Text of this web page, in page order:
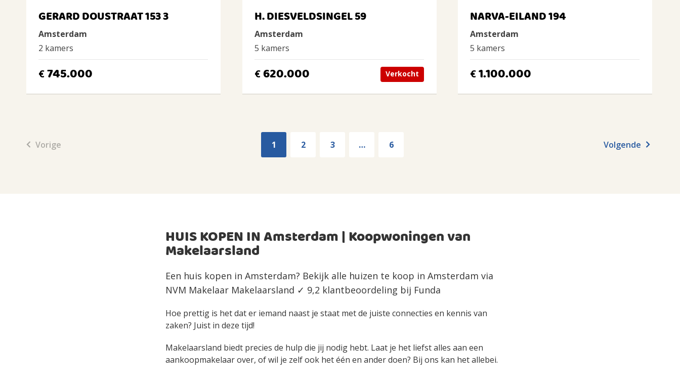
GERARD DOUSTRAAT 153 3
Amsterdam
2 kamers
€745.000
H. DIESVELDSINGEL 59
Amsterdam
5 kamers
€620.000 Verkocht
NARVA-EILAND 194
Amsterdam
5 kamers
€1.100.000
Vorige 1 2 3 … 6 Volgende
HUIS KOPEN IN Amsterdam | Koopwoningen van
Makelaarsland
Een huis kopen in Amsterdam? Bekijk alle huizen te koop in Amsterdam via
NVM Makelaar Makelaarsland ✓ 9,2 klantbeoordeling bij Funda
Hoe prettig is het dat er iemand naast je staat met de juiste connecties en kennis van
zaken? Juist in deze tijd!
Makelaarsland biedt precies de hulp die jij nodig hebt. Laat je het liefst alles aan een
aankoopmakelaar over, of wil je zelf ook het één en ander doen? Bij ons kan het allebei.